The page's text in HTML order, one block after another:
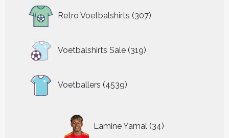
Retro Voetbalshirts 307
producten
Voetbalshirts Sale 319
319
producten
Voetballers 4539
producten
Lamine Yamal 34
producten